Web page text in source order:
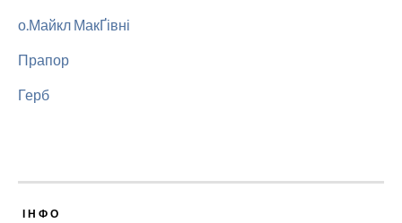
о.Майкл МакҐівні
Прапор
Герб
ІНФО